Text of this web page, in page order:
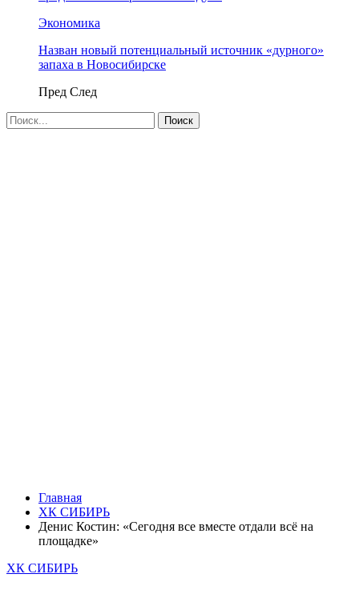
Экономика
Назван новый потенциальный источник «дурного»
запаха в Новосибирске
Пред След
Главная
ХК СИБИРЬ
Денис Костин: «Сегодня все вместе отдали всё на
площадке»
ХК СИБИРЬ